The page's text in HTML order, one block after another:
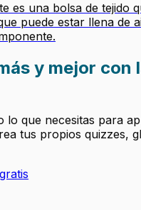
es una bolsa de tejido
puede estar llena de
y mejor con
lo que necesitas para
tus propios quizzes,